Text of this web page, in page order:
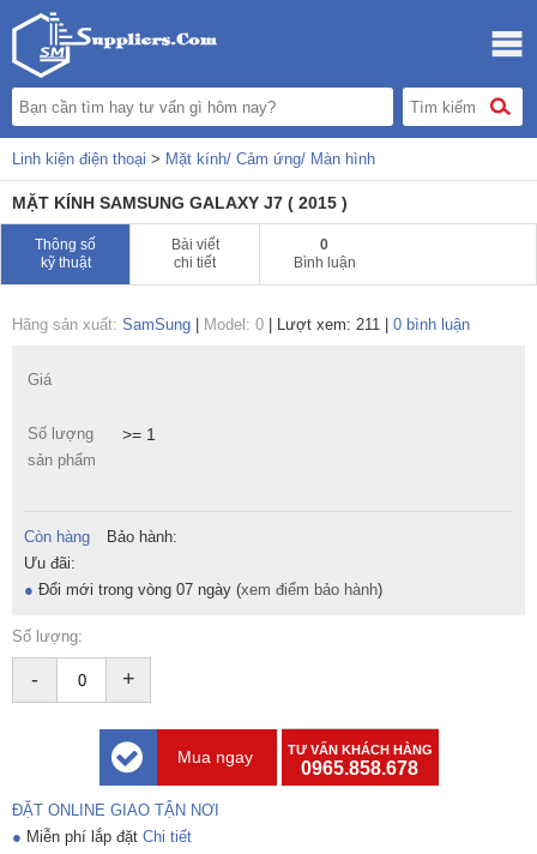
Linh kiện điện thoại > Mặt kính/ Cảm ứng/ Màn hình
MẶT KÍNH SAMSUNG GALAXY J7 ( 2015 )
Thông số
kỹ thuật
Bài viết
chi tiết
0
Bình luận
Hãng sản xuất: SamSung Model: 0 Lượt xem: 211 0 bình luận
Giá
Số lượng
sản phẩm
>= 1
Còn hàng
Bảo hành:
Ưu đãi:
● Đổi mới trong vòng 07 ngày (xem điểm bảo hành)
Số lượng:
- +
Mua ngay TƯ VẤN KHÁCH HÀNG
0965.858.678
ĐẶT ONLINE GIAO TẬN NƠI
● Miễn phí lắp đặt Chi tiết